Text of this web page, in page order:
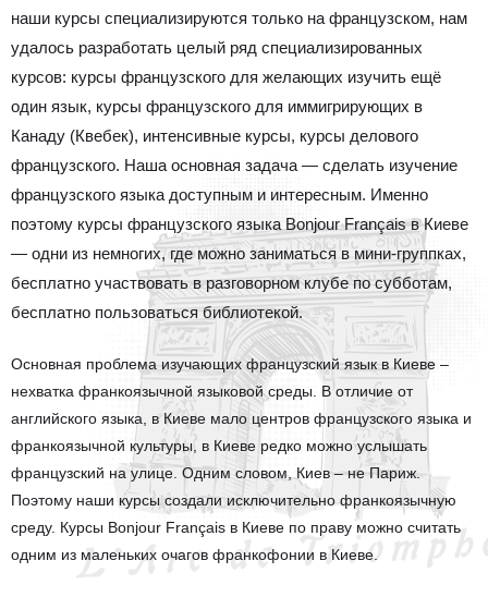
наши курсы специализируются только на французском, нам
удалось разработать целый ряд специализированных
курсов: курсы французского для желающих изучить ещё
один язык, курсы французского для иммигрирующих в
Канаду (Квебек), интенсивные курсы, курсы делового
французского. Наша основная задача — сделать изучение
французского языка доступным и интересным. Именно
поэтому курсы французского языка Bonjour Français в Киеве
— одни из немногих, где можно заниматься в мини-группках,
бесплатно участвовать в разговорном клубе по субботам,
бесплатно пользоваться библиотекой.
Основная проблема изучающих французский язык в Киеве –
нехватка франкоязычной языковой среды. В отличие от
английского языка, в Киеве мало центров французского языка и
франкоязычной культуры, в Киеве редко можно услышать
французский на улице. Одним словом, Киев – не Париж.
Поэтому наши курсы создали исключительно франкоязычную
среду. Курсы Bonjour Français в Киеве по праву можно считать
одним из маленьких очагов франкофонии в Киеве.